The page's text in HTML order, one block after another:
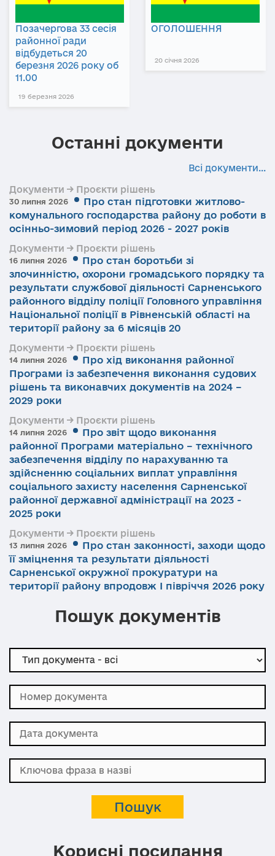
Позачергова 33 сесія
районної ради
відбудеться 20
березня 2026 року об
11.00
19 березня 2026
ОГОЛОШЕННЯ
20 січня 2026
Останні документи
Всі документи...
Документи → Проєкти рішень
30 липня 2026
Про стан підготовки житлово-
комунального господарства району до роботи в
осінньо-зимовий період 2026 - 2027 років
Документи → Проєкти рішень
16 липня 2026
Про стан боротьби зі
злочинністю, охорони громадського порядку та
результати службової діяльності Сарненського
районного відділу поліції Головного управління
Національної поліції в Рівненській області на
території району за 6 місяців 20
Документи → Проєкти рішень
14 липня 2026
Про хід виконання районної
Програми із забезпечення виконання судових
рішень та виконавчих документів на 2024 –
2029 роки
Документи → Проєкти рішень
14 липня 2026
Про звіт щодо виконання
районної Програми матеріально – технічного
забезпечення відділу по нарахуванню та
здійсненню соціальних виплат управління
соціального захисту населення Сарненської
районної державної адміністрації на 2023 -
2025 роки
Документи → Проєкти рішень
13 липня 2026
Про стан законності, заходи щодо
її зміцнення та результати діяльності
Сарненської окружної прокуратури на
території району впродовж І півріччя 2026 року
Пошук документів
Корисні посилання